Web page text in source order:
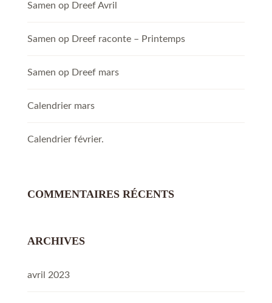
Samen op Dreef Avril
Samen op Dreef raconte – Printemps
Samen op Dreef mars
Calendrier mars
Calendrier février.
COMMENTAIRES RÉCENTS
ARCHIVES
avril 2023